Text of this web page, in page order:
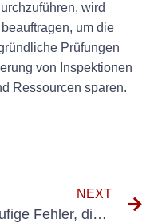
wird
um die
Prüfungen
von Inspektionen
Ressourcen sparen.
NEXT
Häufige Fehler, die Sie bei der Umsetzung der Richtlinien DIN VDE 0701 Teil 1 vermeiden sollten